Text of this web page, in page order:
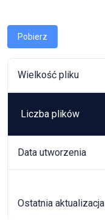
Pobierz
Wielkość pliku
Liczba plików
Data utworzenia
Ostatnia aktualizacja